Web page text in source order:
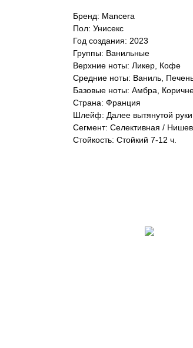
Бренд: Mancera
Пол: Унисекс
Год создания: 2023
Группы: Ванильные
Верхние ноты: Ликер, Кофе
Средние ноты: Ваниль,
Базовые ноты: Амбра,
Страна: Франция
Шлейф: Далее вытянутой руки
Сегмент: Селективная /
Стойкость: Стойкий 7-12 ч.